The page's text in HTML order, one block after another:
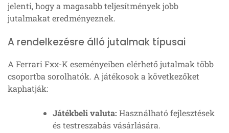
jelenti, hogy a magasabb teljesítmények jobb
jutalmakat eredményeznek.
A rendelkezésre álló jutalmak típusai
A Ferrari Fxx-K eseményeiben elérhető jutalmak több
csoportba sorolhatók. A játékosok a következőket
kaphatják:
Játékbeli valuta: Használható fejlesztések
és testreszabás vásárlására.